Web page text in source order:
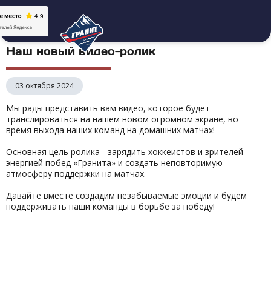
Наш новый видео-ролик
03 октября 2024
Мы рады представить вам видео, которое будет
транслироваться на нашем новом огромном экране, во
время выхода наших команд на домашних матчах!
Основная цель ролика - зарядить хоккеистов и зрителей
энергией побед «Гранита» и создать неповторимую
атмосферу поддержки на матчах.
Давайте вместе создадим незабываемые эмоции и будем
поддерживать наши команды в борьбе за победу!